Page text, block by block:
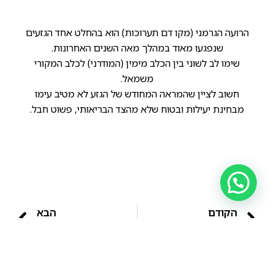
הרועה הגרמני (מקו דם תערוכות) הוא בהחלט אחד הגזעים
שנפגעו מאוד במהלך מאה השנים האחרונות.
שימו לב לשוני בין הכלב מימין (המודרני) לכלב המקורי
משמאל.
חשוב לציין שהמראה המחודש של הגזע לא מטיב עימו
מבחינת יעילות ובטוח שלא מהצד הבריאותי, פשוט חבל.
הקודם הבא